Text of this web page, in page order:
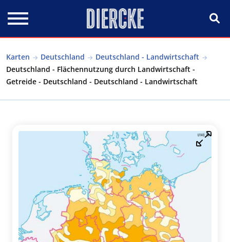
Karten Deutschland
Deutschland - Landwirtschaft
Deutschland - Flächennutzung durch Landwirtschaft -
Getreide - Deutschland - Deutschland - Landwirtschaft